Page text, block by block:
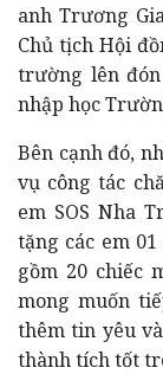
anh Trương
Chủ tịch Hội
trường lên
nhập học
Bên cạnh đó,
vụ công tác
em SOS Nha
tặng các em
gồm 20 chiếc
mong muốn
thêm tin yêu
thành tích tốt